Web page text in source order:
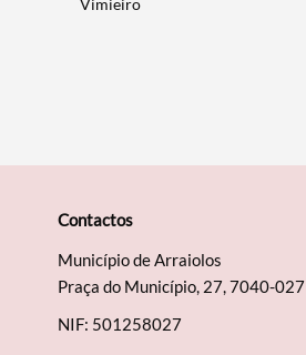
Categorias gerais
Vimieiro
Contactos
Município de Arraiolos
Praça do Município, 27, 7040-027
NIF: 501258027